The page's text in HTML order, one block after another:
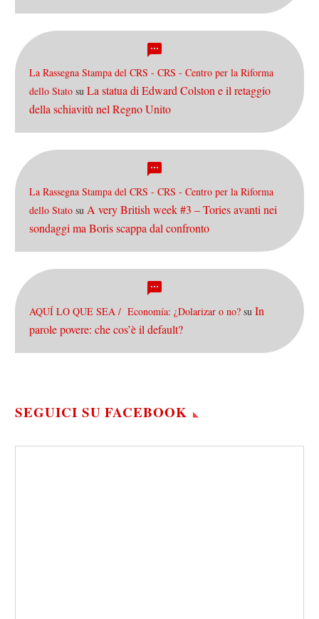
La Rassegna Stampa del CRS - CRS - Centro per la Riforma
dello Stato su La statua di Edward Colston e il retaggio
della schiavitù nel Regno Unito
La Rassegna Stampa del CRS - CRS - Centro per la Riforma
dello Stato su A very British week #3 – Tories avanti nei
sondaggi ma Boris scappa dal confronto
AQUÍ LO QUE SEA / Economía: ¿Dolarizar o no? su In
parole povere: che cos’è il default?
SEGUICI SU FACEBOOK